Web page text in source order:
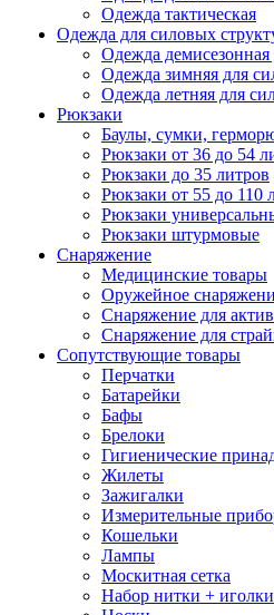
Одежда тактическая
Одежда для силовых
Одежда
Одежда зимняя для
Одежда летняя для
Рюкзаки
Баулы, сумки,
Рюкзаки от 36 до 54
Рюкзаки до 35 литров
Рюкзаки от 55 до 110
Рюкзаки
Рюкзаки штурмовые
Снаряжение
Медицинские товары
Оружейное
Снаряжение для
Снаряжение для
Сопутствующие товары
Перчатки
Батарейки
Бафы
Брелоки
Гигиенические
Жилеты
Зажигалки
Измерительные
Кошельки
Лампы
Москитная сетка
Набор нитки + иголки